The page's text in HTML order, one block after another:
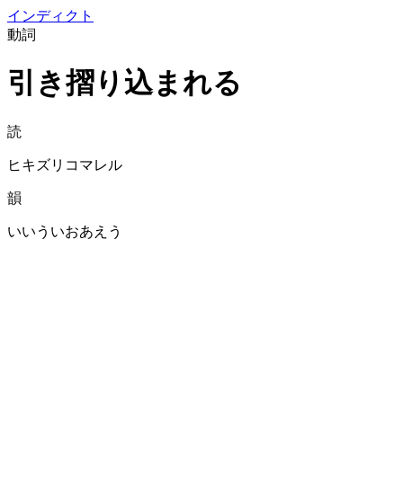
インディクト
動詞
引き摺り込まれる
読
ヒキズリコマレル
韻
いいういおあえう